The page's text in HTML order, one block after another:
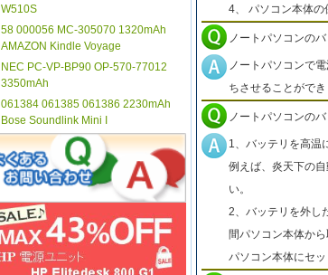
W510S
58 000056 MC-305070 1320mAh
AMAZON Kindle Voyage
NEC PC-VP-BP90 OP-570-77012
3350mAh
061384 061385 061386 2230mAh
Bose Soundlink Mini I
4、 パソコン本体の
ノートパソコンの
ノートパソコンで
ちさせることができ
ノートパソコンの
1、バッテリを高温
例えば、炎天下の
い。
2、バッテリを外し
間パソコン本体か
パソコン本体にセッ